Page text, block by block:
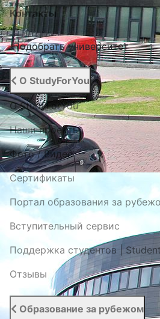
Контакты
Подобрать университет
О StudyForYou
О StudyForYou
Наши проекты
Фото / Видео
Cертификаты
Портал образования за
Вступительный сервис
Поддержка студентов |
Отзывы
Образование за рубежом